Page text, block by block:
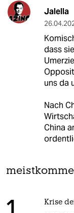
Jalella
dass
uns da
Nach
China
Krise